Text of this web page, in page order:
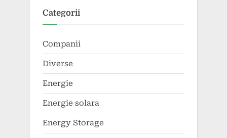
Categorii
Companii
Diverse
Energie
Energie solara
Energy Storage